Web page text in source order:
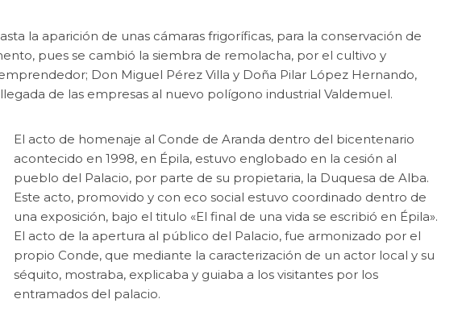
la aparición de unas cámaras frigoríficas, para la conservación de
pues se cambió la siembra de remolacha, por el cultivo y
Don Miguel Pérez Villa y Doña Pilar López Hernando,
de las empresas al nuevo polígono industrial Valdemuel.
El acto de homenaje al Conde de Aranda dentro del bicentenario
acontecido en 1998, en Épila, estuvo englobado en la cesión al
pueblo del Palacio, por parte de su propietaria, la Duquesa de Alba.
Este acto, promovido y con eco social estuvo coordinado dentro de
una exposición, bajo el titulo «El final de una vida se escribió en Épila».
El acto de la apertura al público del Palacio, fue armonizado por el
propio Conde, que mediante la caracterización de un actor local y su
séquito, mostraba, explicaba y guiaba a los visitantes por los
entramados del palacio.